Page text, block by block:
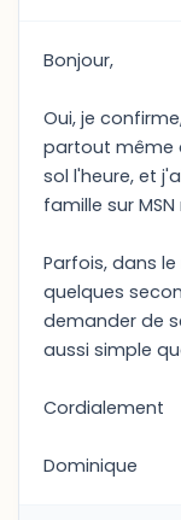
Bonjour,
Oui, je
partout même
sol l'heure, et
famille sur
Parfois, dans
quelques
demander de
aussi simple
Cordialement
Dominique